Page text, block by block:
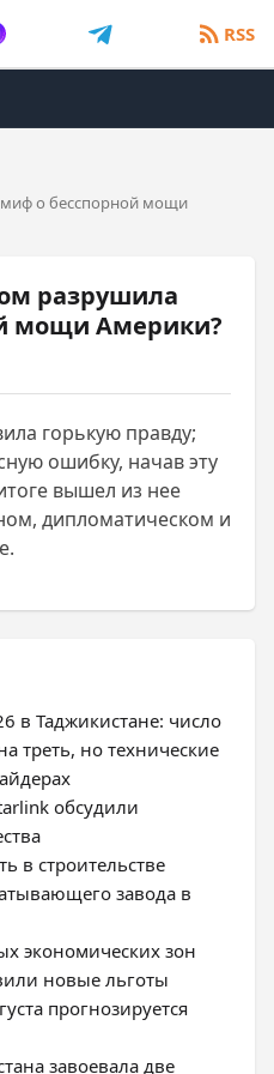
RSS
о бесспорной мощи
разрушила
мощи Америки?
горькую правду;
ошибку, начав эту
вышел из нее
дипломатическом и
в Таджикистане: число
треть, но технические
обсудили
в строительстве
завода в
экономических зон
новые льготы
прогнозируется
завоевала две